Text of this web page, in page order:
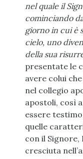
nel quale il
cominciando
giorno in cui è
cielo, uno
della sua
presentate le
avere colui
nel collegio
apostoli, così
essere
quelle
con il Signore,
cresciuta